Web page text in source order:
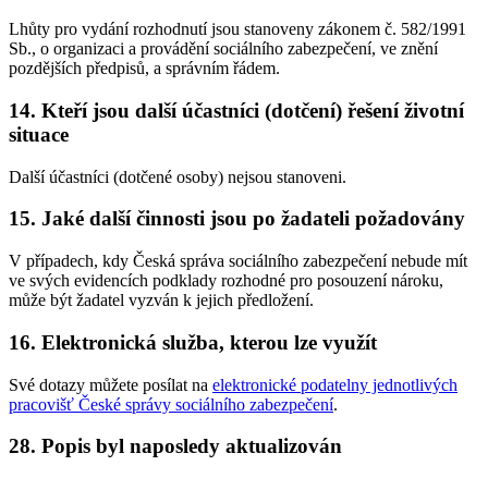
Lhůty pro vydání rozhodnutí jsou stanoveny zákonem č. 582/1991
Sb., o organizaci a provádění sociálního zabezpečení, ve znění
pozdějších předpisů, a správním řádem.
14. Kteří jsou další účastníci (dotčení) řešení životní
situace
Další účastníci (dotčené osoby) nejsou stanoveni.
15. Jaké další činnosti jsou po žadateli požadovány
V případech, kdy Česká správa sociálního zabezpečení nebude mít
ve svých evidencích podklady rozhodné pro posouzení nároku,
může být žadatel vyzván k jejich předložení.
16. Elektronická služba, kterou lze využít
Své dotazy můžete posílat na elektronické podatelny jednotlivých
pracovišť České správy sociálního zabezpečení.
28. Popis byl naposledy aktualizován